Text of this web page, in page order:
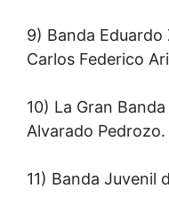
9) Banda
Carlos Federico
10) La Gran
Alvarado Pedrozo.
11) Banda Juvenil